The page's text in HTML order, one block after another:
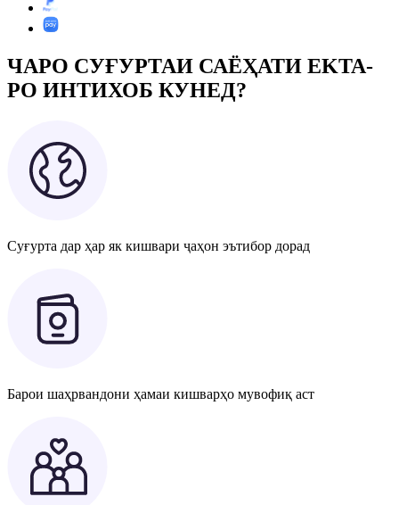
ЧАРО СУҒУРТАИ САЁҲАТИ EKTA-
РО ИНТИХОБ КУНЕД?
Суғурта дар ҳар як кишвари ҷаҳон эътибор дорад
Барои шаҳрвандони ҳамаи кишварҳо мувофиқ аст